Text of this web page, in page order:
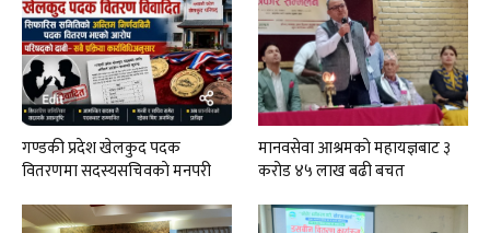
गण्डकी प्रदेश खेलकुद पदक
वितरणमा सदस्यसचिवकाे मनपरी
मानवसेवा आश्रमकाे‌ महायज्ञबाट ३
करोड ४५ लाख बढी बचत